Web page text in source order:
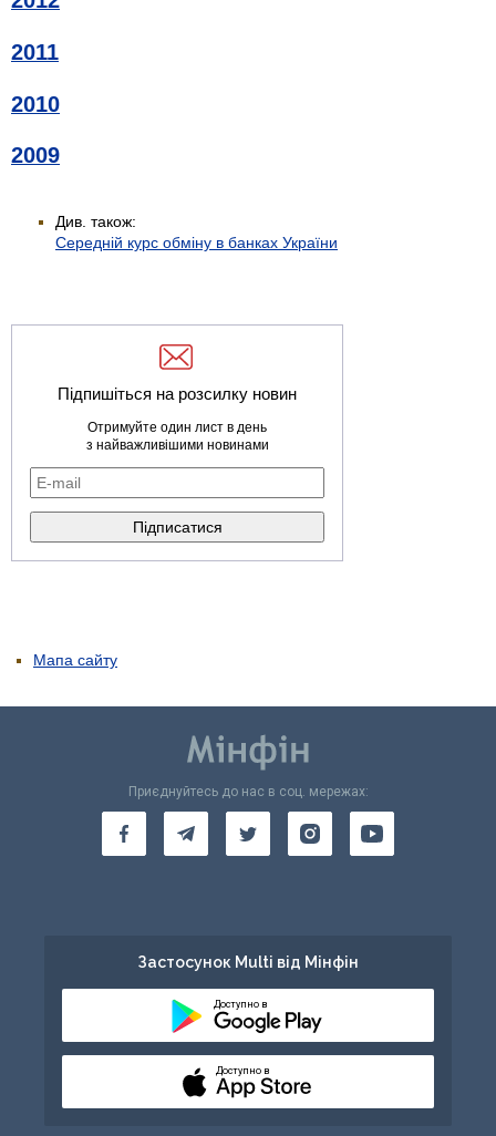
2011
2010
2009
Див. також:
Середній курс обміну в банках України
Підпишіться на розсилку новин
Отримуйте один лист в день
з найважливішими новинами
Мапа сайту
Приєднуйтесь до нас в соц. мережах:
Застосунок Multi від Мінфін
Доступно в
Доступно в